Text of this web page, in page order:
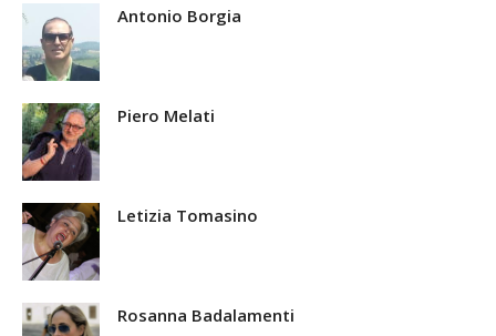
Antonio Borgia
Piero Melati
Letizia Tomasino
Rosanna Badalamenti